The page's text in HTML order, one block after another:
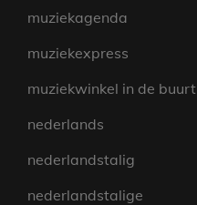
muziekagenda
muziekexpress
muziekwinkel in de buurt
nederlands
nederlandstalig
nederlandstalige